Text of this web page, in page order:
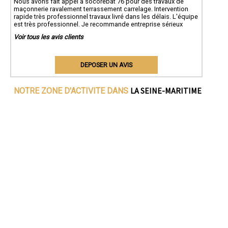
maçonnerie ravalement terrassement carrelage. Intervention
rapide très professionnel travaux livré dans les délais. L'équipe
est très professionnel. Je recommande entreprise sérieux
Voir tous les avis clients
DEPOSER UN AVIS
NOTRE ZONE D'ACTIVITE DANS LA SEINE-MARITIME